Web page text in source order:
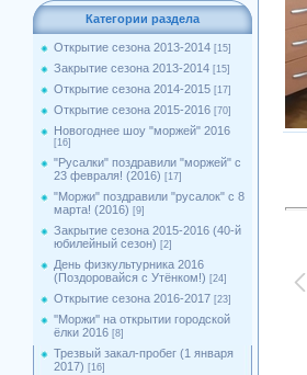
Категории раздела
Открытие сезона 2013-2014 [15]
Закрытие сезона 2013-2014 [15]
Открытие сезона 2014-2015 [17]
Открытие сезона 2015-2016 [70]
Новогоднее шоу "моржей" 2016
[16]
"Русалки" поздравили "моржей" с
23 февраля! (2016) [17]
"Моржи" поздравили "русалок" с 8
марта! (2016) [9]
Закрытие сезона 2015-2016 (40-й
юбилейный сезон) [2]
День физкультурника 2016
(Поздоровайся с Утёнком!) [24]
Открытие сезона 2016-2017 [23]
''Моржи'' на открытии городской
ёлки 2016 [8]
Трезвый закал-пробег (1 января
2017) [16]